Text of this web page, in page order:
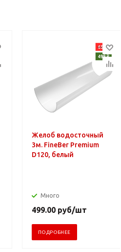
Желоб водосточный
3м. FineBer Premium
D120, белый
Много
499.00 руб/шт
ПОДРОБНЕЕ